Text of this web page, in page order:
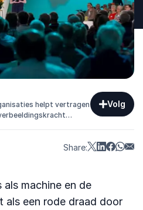
helpt vertragen
Volg
Share:
als machine en de
als een rode draad door